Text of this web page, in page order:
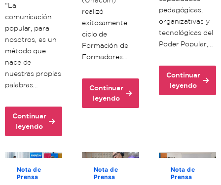
“La
comunicación
popular, para
nosotros, es un
método que
nace de
nuestras propias
palabras…
Continuar
leyendo
about
Comuna
Simón
Bolívar
adopta
realizó
exitosamente
ciclo de
Formación de
Formadores…
Continuar
leyendo
about
Unacon
de
Formación
de
pedagógicas,
organizativas y
tecnológicas del
Poder Popular,…
Continuar
leyendo
about
Unacom
de
sus
formadores
Nota de
Prensa
Nota de
Prensa
Nota de
Prensa